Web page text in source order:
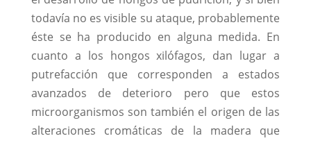
todavía no es visible su ataque, probablemente
éste se ha producido en alguna medida. En
cuanto a los hongos xilófagos, dan lugar a
putrefacción que corresponden a estados
avanzados de deterioro pero que estos
microorganismos son también el origen de las
alteraciones cromáticas de la madera que